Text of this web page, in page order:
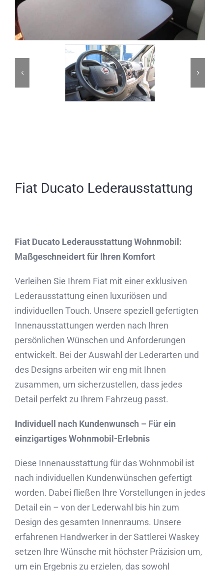
Fiat Ducato Lederausstattung
Fiat Ducato Lederausstattung Wohnmobil:
Maßgeschneidert für Ihren Komfort
Verleihen Sie Ihrem Fiat mit einer exklusiven
Lederausstattung einen luxuriösen und
individuellen Touch. Unsere speziell gefertigten
Innenausstattungen werden nach Ihren
persönlichen Wünschen und Anforderungen
entwickelt. Bei der Auswahl der Lederarten und
des Designs arbeiten wir eng mit Ihnen
zusammen, um sicherzustellen, dass jedes
Detail perfekt zu Ihrem Fahrzeug passt.
Individuell nach Kundenwunsch – Für ein
einzigartiges Wohnmobil-Erlebnis
Diese Innenausstattung für das Wohnmobil ist
nach individuellen Kundenwünschen gefertigt
worden. Dabei fließen Ihre Vorstellungen in jedes
Detail ein – von der Lederwahl bis hin zum
Design des gesamten Innenraums. Unsere
erfahrenen Handwerker in der Sattlerei Waskey
setzen Ihre Wünsche mit höchster Präzision um,
um ein Ergebnis zu erzielen, das sowohl